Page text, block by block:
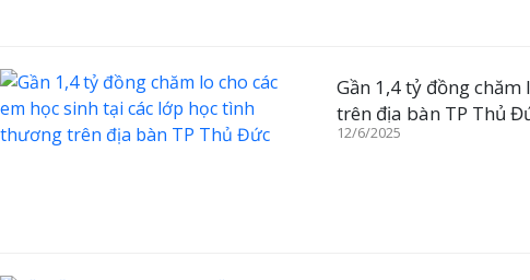
Gần 1,4 tỷ đồng
trên địa bàn TP Thủ
12/6/2025